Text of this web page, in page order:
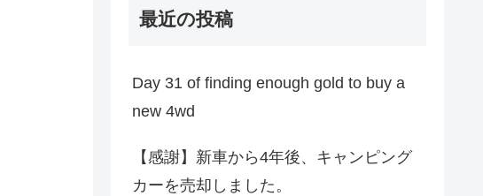
最近の投稿
Day 31 of finding enough gold to buy a
new 4wd
【感謝】新車から4年後、キャンピング
カーを売却しました。